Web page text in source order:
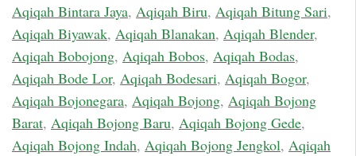
Aqiqah Bintara Jaya, Aqiqah Biru, Aqiqah Bitung Sari,
Aqiqah Biyawak, Aqiqah Blanakan, Aqiqah Blender,
Aqiqah Bobojong, Aqiqah Bobos, Aqiqah Bodas,
Aqiqah Bode Lor, Aqiqah Bodesari, Aqiqah Bogor,
Aqiqah Bojonegara, Aqiqah Bojong, Aqiqah Bojong
Barat, Aqiqah Bojong Baru, Aqiqah Bojong Gede,
Aqiqah Bojong Indah, Aqiqah Bojong Jengkol, Aqiqah